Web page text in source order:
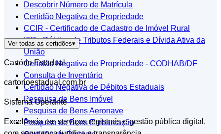
Descobrir Número de Matrícula
Certidão Negativa de Propriedade
CCIR - Certificado de Cadastro de Imóvel Rural
ITR - Débitos de Tributos Federais e Dívida Ativa da
União
Certidão Negativa de Propriedade - CODHAB/DF
Consulta de Inventário
Certidão Negativa de Débitos Estaduais
Pesquisa de Bens Imóvel
Pesquisa de Bens Aeronave
Pesquisa de Bens Embarcação
Ver todas as certidões▾
Cartório Estadual
cartorioestadual.com.br
Sistema Operante
Excelência em serviços registrais e gestão pública digital,